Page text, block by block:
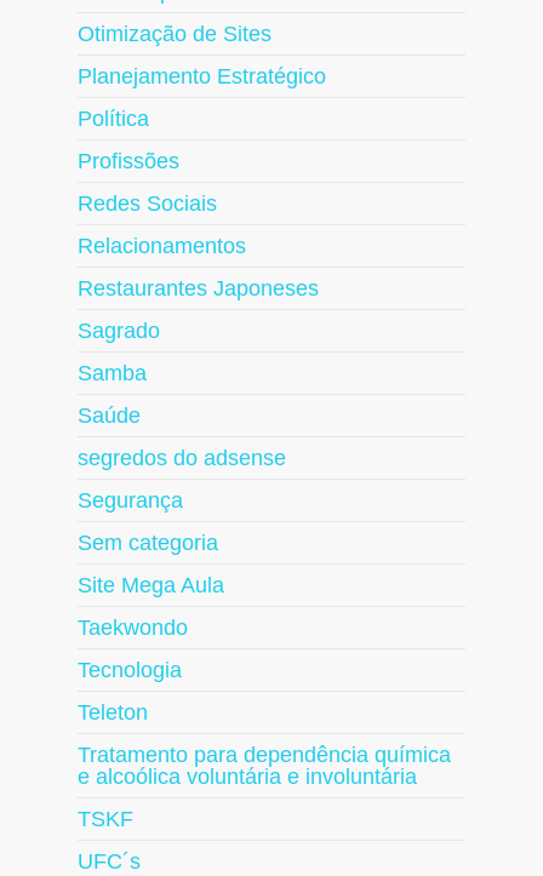
Otimização de Sites
Planejamento Estratégico
Política
Profissões
Redes Sociais
Relacionamentos
Restaurantes Japoneses
Sagrado
Samba
Saúde
segredos do adsense
Segurança
Sem categoria
Site Mega Aula
Taekwondo
Tecnologia
Teleton
Tratamento para dependência química
e alcoólica voluntária e involuntária
TSKF
UFC´s